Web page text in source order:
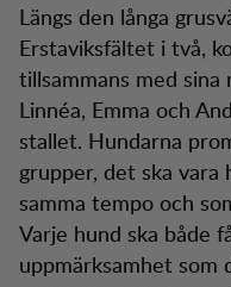
Längs den långa
Erstaviksfältet i två,
tillsammans med sina
Linnéa, Emma och
stallet. Hundarna
grupper, det ska vara
samma tempo och
Varje hund ska både
uppmärksamhet som